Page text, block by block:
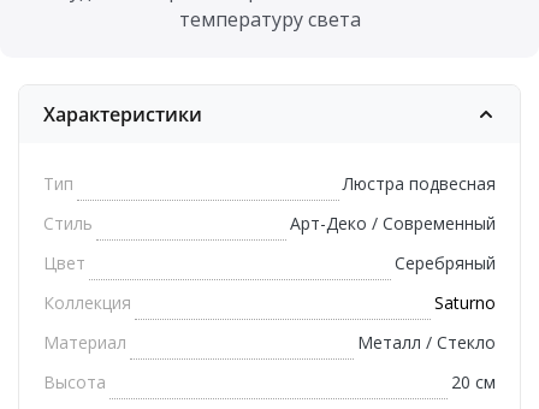
температуру света
Характеристики
Тип
Люстра подвесная
Стиль
Арт-Деко / Современный
Цвет
Серебряный
Коллекция
Saturno
Материал
Металл / Стекло
Высота
20 см